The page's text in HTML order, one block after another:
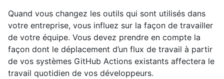
Quand vous changez les outils qui sont utilisés dans
votre entreprise, vous influez sur la façon de travailler
de votre équipe. Vous devez prendre en compte la
façon dont le déplacement d’un flux de travail à partir
de vos systèmes GitHub Actions existants affectera le
travail quotidien de vos développeurs.